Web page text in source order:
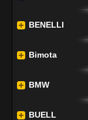
BENELLI
Bimota
BMW
BUELL